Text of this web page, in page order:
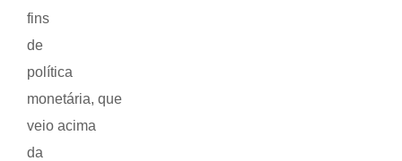
fins
de
política
monetária, que
veio acima
da